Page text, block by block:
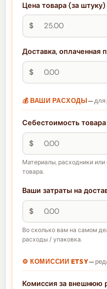
Цена товара (за штуку)
$
Доставка, оплаченная
$
💰 ВАШИ РАСХОДЫ— для
Себестоимость
$
Материалы, расходники
товара.
Ваши затраты на
$
Во сколько вам на самом
расходы / упаковка.
⚙️ КОМИССИИ ETSY—
Комиссия за внешнюю